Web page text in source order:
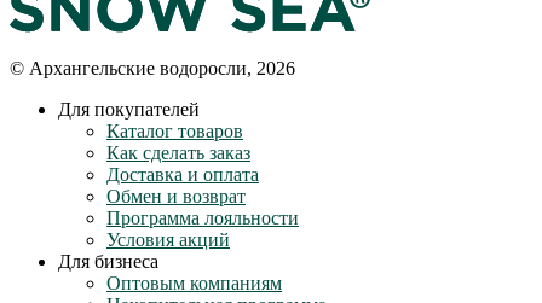
© Архангельские водоросли, 2026
Для покупателей
Каталог товаров
Как сделать заказ
Доставка и оплата
Обмен и возврат
Программа лояльности
Условия акций
Для бизнеса
Оптовым компаниям